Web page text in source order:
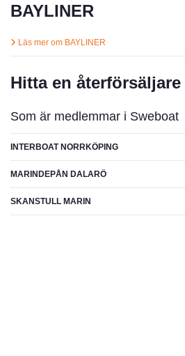
BAYLINER
Läs mer om BAYLINER
Hitta en återförsäljare
Som är medlemmar i Sweboat
INTERBOAT NORRKÖPING
MARINDEPÅN DALARÖ
SKANSTULL MARIN